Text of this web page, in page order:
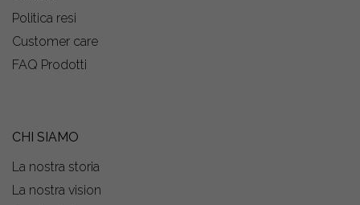
Politica resi
Customer care
FAQ Prodotti
CHI SIAMO
La nostra storia
La nostra vision